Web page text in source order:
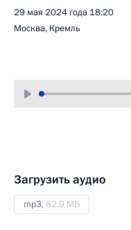
29 мая 2024 года 18:20
Москва, Кремль
Загрузить аудио
mp3,62.9 МБ